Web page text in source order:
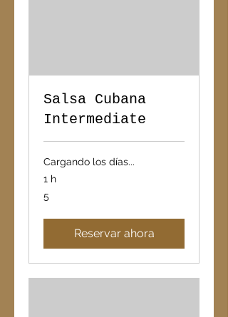
Salsa Cubana
Intermediate
Cargando los días...
1 h
5
Reservar ahora